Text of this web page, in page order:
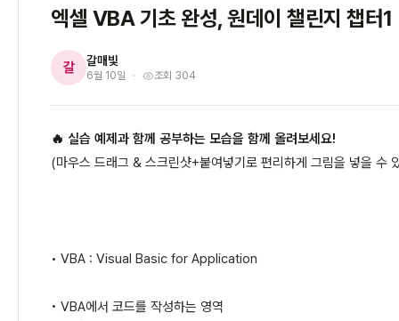
엑셀 VBA 기초 완성, 원데이 챌린지 챕터1
갈 갈매빛
6월 10일 조회 304
🔥 실습 예제과 함께 공부하는 모습을 함께 올려보세요!
(마우스 드래그 & 스크린샷+붙여넣기로 편리하게 그림을 넣을 수
• VBA : Visual Basic for Application
• VBA에서 코드를 작성하는 영역